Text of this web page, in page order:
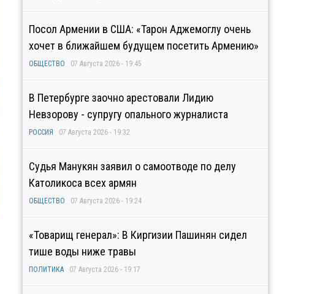
Посол Армении в США: «Тарон Аджемоглу очень
хочет в ближайшем будущем посетить Армению»
ОБЩЕСТВО 07 Августа 2026 - 19:45
В Петербурге заочно арестовали Лидию
Невзорову - супругу опального журналиста
РОССИЯ 07 Августа 2026 - 19:32
Судья Манукян заявил о самоотводе по делу
Католикоса всех армян
ОБЩЕСТВО 07 Августа 2026 - 19:24
«Товарищ генерал»: В Киргизии Пашинян сидел
тише воды ниже травы
ПОЛИТИКА 07 Августа 2026 - 19:17